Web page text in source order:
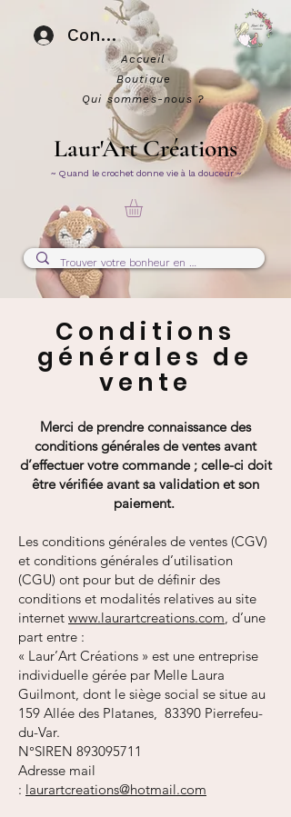
Connexion
Accueil
Boutique
Qui sommes-nous ?
Laur'Art Créations
~ Quand le crochet donne vie à la douceur ~
Conditions
générales de
vente
Merci de prendre connaissance des
conditions générales de ventes avant
d’effectuer votre commande ; celle-ci doit
être vérifiée avant sa validation et son
paiement.
Les conditions générales de ventes (CGV)
et conditions générales d’utilisation
(CGU) ont pour but de définir des
conditions et modalités relatives au site
internet www.laurartcreations.com , d’une
part entre :
« Laur’Art Créations » est une entreprise
individuelle gérée par Melle Laura
Guilmont, dont le siège social se situe au
159 Allée des Platanes,
83390 Pierrefeu-
du-Var.
N°SIREN 893095711
Adresse mail
: laurartcreations@hotmail.com